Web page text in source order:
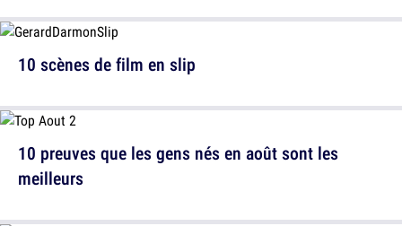
10 scènes de film en slip
10 preuves que les gens nés en août sont les
meilleurs